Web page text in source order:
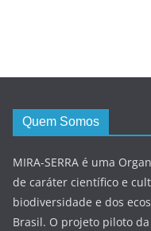
Quem Somos
MIRA-SERRA é uma
de caráter científico e
biodiversidade e dos
Brasil. O projeto piloto